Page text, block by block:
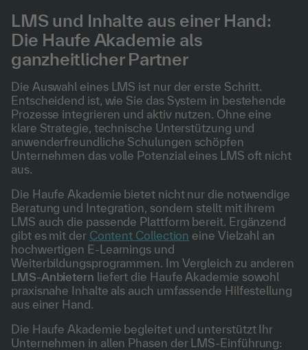
LMS und Inhalte aus einer Hand:
Die Haufe Akademie als
ganzheitlicher Partner
Die Auswahl eines LMS ist nur der erste Schritt.
Entscheidend ist, wie Sie das System in bestehende
Prozesse integrieren und aktiv nutzen. Ohne eine
klare Strategie, technische Unterstützung und
anwenderfreundliche Schulungen schöpfen
Unternehmen das volle Potenzial eines LMS oft nicht
aus.
Die Haufe Akademie bietet nicht nur die notwendige
Beratung und Integration, sondern stellt mit ihrem
LMS auch die passende Plattform bereit. Ergänzend
gibt es mit der Content Collection eine Vielzahl an
hochwertigen E-Learnings und
Weiterbildungsprogrammen. Im Vergleich zu anderen
LMS-Anbietern liefert die Haufe Akademie sowohl
praxisnahe Inhalte als auch umfassende Hilfestellung
aus einer Hand.
Die Haufe Akademie begleitet und unterstützt Ihr
Unternehmen in allen Phasen der LMS-Einführung: